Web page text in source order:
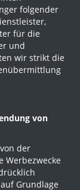
folgender
für die
und
wir strikt die
von
der
Werbezwecke
Grundlage